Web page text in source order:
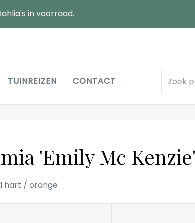
in voorraad.
Main
TUINREIZEN CONTACT
'Emily Mc Kenzie'
hart / orange